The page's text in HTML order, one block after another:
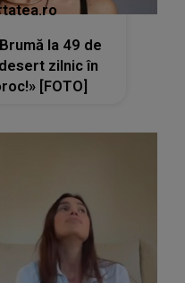
la 49 de
zilnic în
[FOTO]